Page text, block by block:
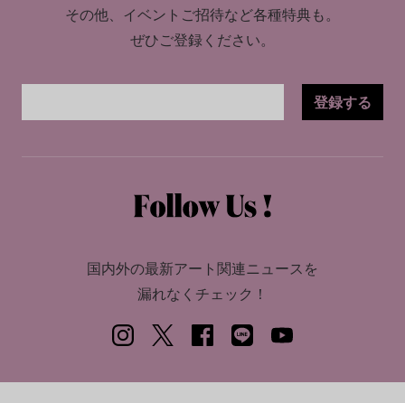
その他、イベントご招待など各種特典も。
ぜひご登録ください。
登録する
国内外の最新アート関連ニュースを
漏れなくチェック！